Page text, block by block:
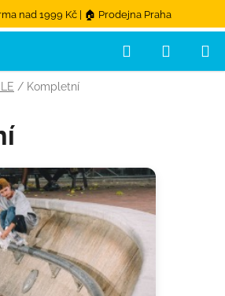
nad 1999 Kč | 🏠 Prodejna Praha
Hledat
/ Kompletní